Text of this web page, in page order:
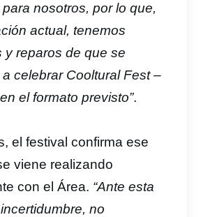
nosotros, por lo que,
actual, tenemos
y reparos de que se
celebrar Cooltural Fest –
el formato previsto”.
el festival confirma ese
viene realizando
con el Área. “Ante esta
no